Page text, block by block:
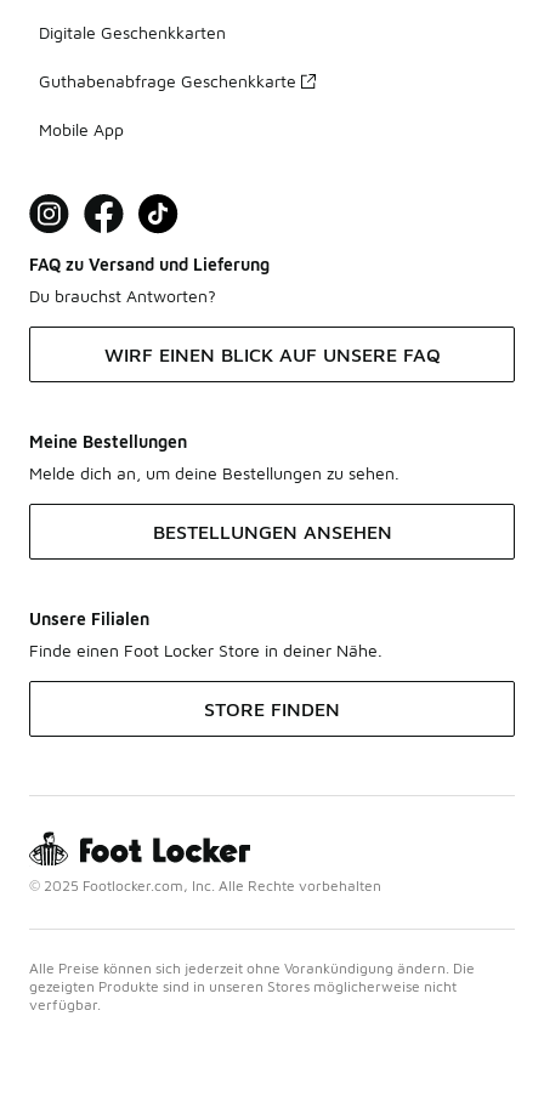
Digitale Geschenkkarten
Guthabenabfrage Geschenkkarte
Mobile App
FAQ zu Versand und Lieferung
Du brauchst Antworten?
WIRF EINEN BLICK AUF UNSERE FAQ
Meine Bestellungen
Melde dich an, um deine Bestellungen zu sehen.
BESTELLUNGEN ANSEHEN
Unsere Filialen
Finde einen Foot Locker Store in deiner Nähe.
STORE FINDEN
© 2025 Footlocker.com, Inc. Alle Rechte vorbehalten
Alle Preise können sich jederzeit ohne Vorankündigung ändern. Die
gezeigten Produkte sind in unseren Stores möglicherweise nicht
verfügbar.